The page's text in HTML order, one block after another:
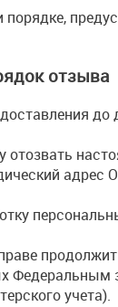
отзыва
отозвать
адрес
учета).